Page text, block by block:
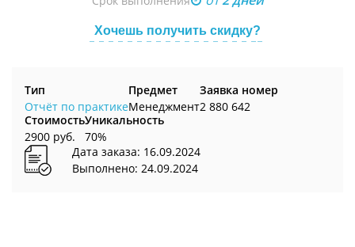
Хочешь получить скидку?
Тип
Отчёт по практике
Предмет
Менеджмент
Заявка номер
2 880 642
Стоимость
2900 руб.
Уникальность
70%
Дата заказа: 16.09.2024
Выполнено: 24.09.2024